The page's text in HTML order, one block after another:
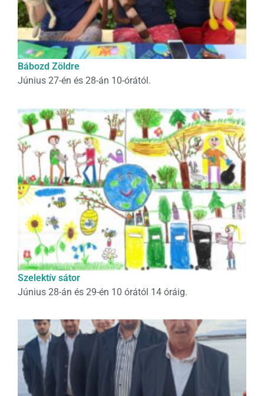
Bábozd Zöldre
Június 27-én és 28-án 10-órától.
Szelektív sátor
Június 28-án és 29-én 10 órától 14 óráig.